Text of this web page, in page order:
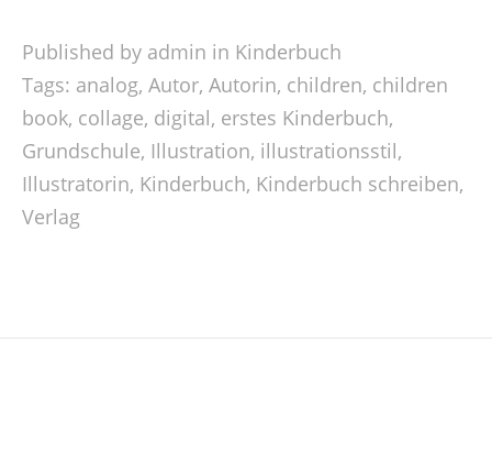
Published by admin in Kinderbuch
Tags: analog, Autor, Autorin, children, children
book, collage, digital, erstes Kinderbuch,
Grundschule, Illustration, illustrationsstil,
Illustratorin, Kinderbuch, Kinderbuch schreiben,
Verlag